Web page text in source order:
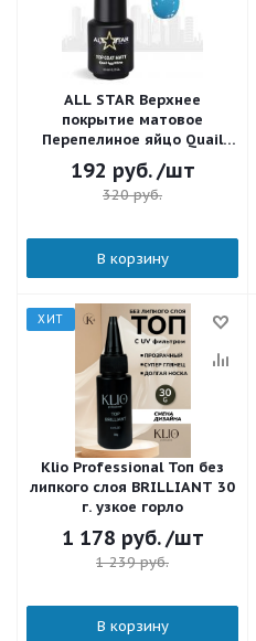
ALL STAR Верхнее
покрытие матовое
Перепелиное яйцо Quail
Egg White Top Coat Matt 10
мл.
192 руб. /шт
320руб.
В корзину
ХИТ
Klio Professional Топ без
липкого слоя BRILLIANT 30
г. узкое горло
1 178 руб. /шт
1 239руб.
В корзину